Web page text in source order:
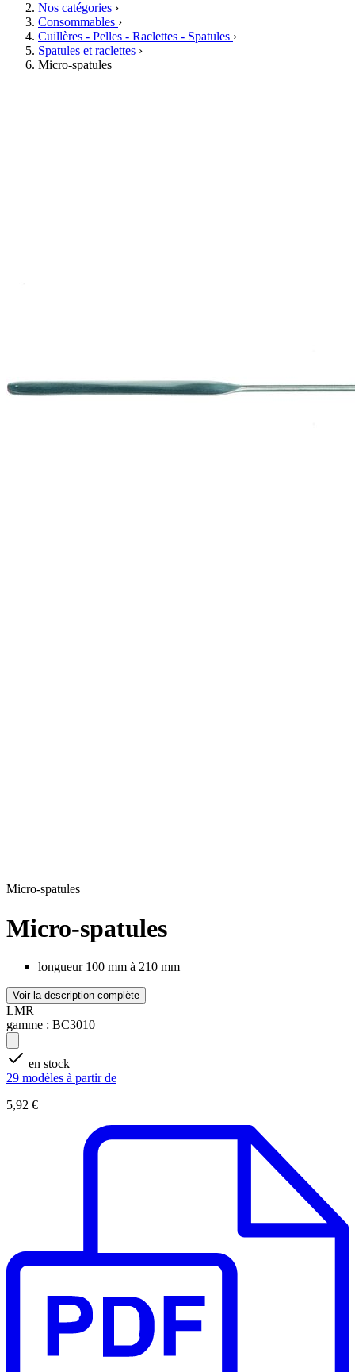
Nos catégories ›
Consommables ›
Cuillères - Pelles - Raclettes - Spatules ›
Spatules et raclettes ›
Micro-spatules
Micro-spatules
Micro-spatules
longueur 100 mm à 210 mm
Voir la description complète
LMR
gamme : BC3010
en stock
29 modèles à partir de
5,92 €